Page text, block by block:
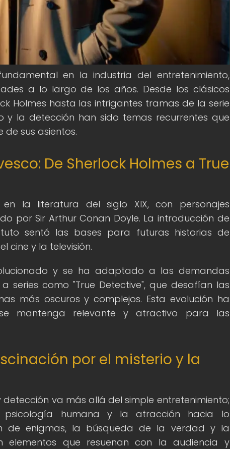
en la industria del entretenimiento,
a lo largo de los años. Desde los clásicos
Holmes hasta las intrigantes tramas de la serie
y la detección han sido temas recurrentes que
sus asientos.
De Sherlock Holmes a True
la literatura del siglo XIX, con personajes
por Sir Arthur Conan Doyle. La introducción de
sentó las bases para futuras historias de
cine y la televisión.
y se ha adaptado a las demandas
como "True Detective", que desafían las
más oscuros y complejos. Esta evolución ha
mantenga relevante y atractivo para las
por el misterio y la
va más allá del simple entretenimiento;
psicología humana y la atracción hacia lo
de enigmas, la búsqueda de la verdad y la
elementos que resuenan con la audiencia y